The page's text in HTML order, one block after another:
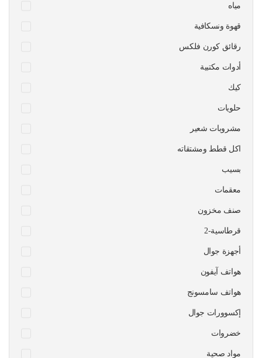
مياه
قهوة ونسكافية
رقائق كورن فلكس
أدوات مكتبية
كيك
حلويات
مشروبات شعير
اكل قطط ومشتقاته
بسيب
معقمات
صنف مخزون
قرطاسية-2
أجهزة جوال
هواتف آيفون
هواتف سامسونج
إكسوورات جوال
خضروات
مواد صحية